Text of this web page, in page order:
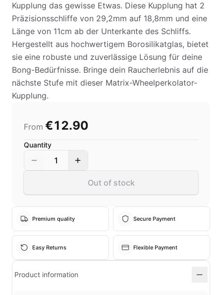
Kupplung das gewisse Etwas. Diese Kupplung hat 2
Präzisionsschliffe von 29,2mm auf 18,8mm und eine
Länge von 11cm ab der Unterkante des Schliffs.
Hergestellt aus hochwertigem Borosilikatglas, bietet
sie eine robuste und zuverlässige Lösung für deine
Bong-Bedürfnisse. Bringe dein Raucherlebnis auf die
nächste Stufe mit dieser Matrix-Wheelperkolator-
Kupplung.
From €12.90
Quantity
1
Out of stock
Premium quality Secure Payment
Easy Returns Flexible Payment
Product information